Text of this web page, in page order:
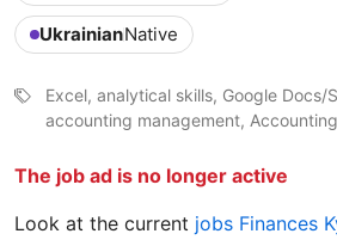
UkrainianNative
Excel, analytical skills, Google Docs/
accounting management,
The job ad is no longer active
Look at the current jobs Finances